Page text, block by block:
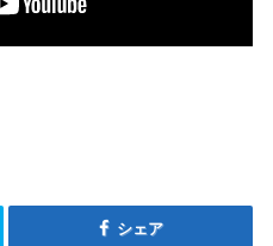
シェア